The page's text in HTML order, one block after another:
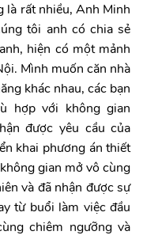
là rất nhiều, Anh Minh
tôi anh có chia sẻ
hiện có một mảnh
Mình muốn căn nhà
khác nhau, các bạn
hợp với không gian
được yêu cầu của
khai phương án thiết
gian mở vô cùng
và đã nhận được sự
từ buổi làm việc đầu
chiêm ngưỡng và